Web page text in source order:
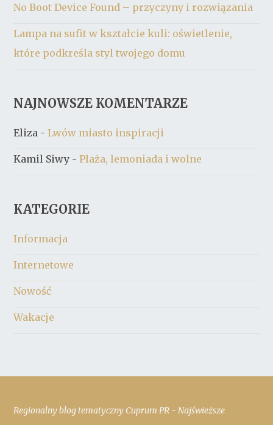
No Boot Device Found – przyczyny i rozwiązania
Lampa na sufit w kształcie kuli: oświetlenie,
które podkreśla styl twojego domu
NAJNOWSZE KOMENTARZE
Eliza -Lwów miasto inspiracji
Kamil Siwy -Plaża, lemoniada i wolne
KATEGORIE
Informacja
Internetowe
Nowość
Wakacje
Regionalny blog tematyczny Cuprum PR - Najświeższe